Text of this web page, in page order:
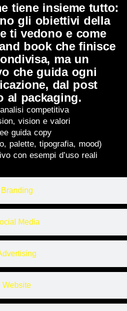
Branding
Media
Website
tiene insieme tutto:
gli obiettivi della
ti vedono e come
book che finisce
ma un
che guida ogni
dal post
al packaging.
competitiva
vision e valori
guida copy
palette, tipografia, mood)
con esempi d’uso reali